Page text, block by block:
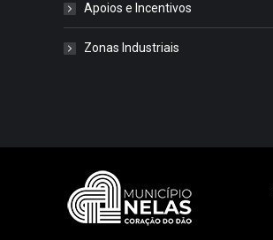
Apoios e Incentivos
Zonas Industriais